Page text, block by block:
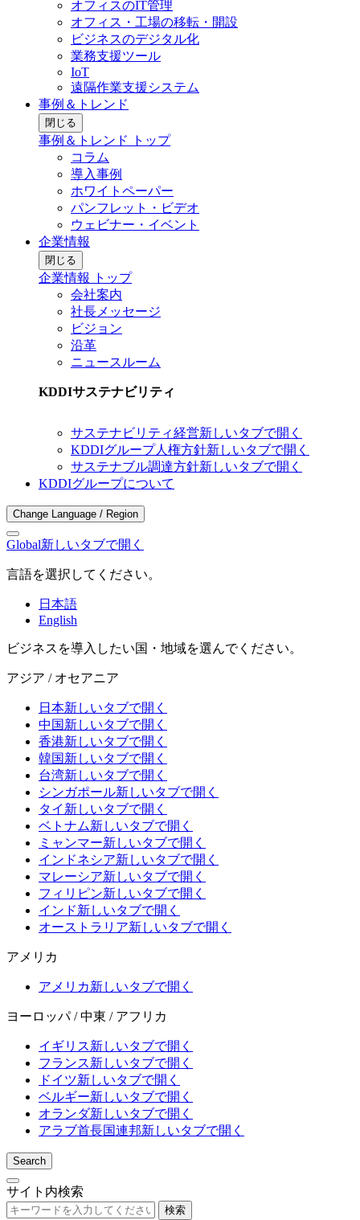
オフィスのIT管理
オフィス・工場の移転・開設
ビジネスのデジタル化
業務支援ツール
IoT
遠隔作業支援システム
事例＆トレンド
閉じる
事例＆トレンド トップ
コラム
導入事例
ホワイトペーパー
パンフレット・ビデオ
ウェビナー・イベント
企業情報
閉じる
企業情報 トップ
会社案内
社長メッセージ
ビジョン
沿革
ニュースルーム
KDDIサステナビリティ
サステナビリティ経営新しいタブで開く
KDDIグループ人権方針新しいタブで開く
サステナブル調達方針新しいタブで開く
KDDIグループについて
Change Language / Region
Global新しいタブで開く
言語を選択してください。
日本語
English
ビジネスを導入したい国・地域を選んでください。
アジア / オセアニア
日本新しいタブで開く
中国新しいタブで開く
香港新しいタブで開く
韓国新しいタブで開く
台湾新しいタブで開く
シンガポール新しいタブで開く
タイ 新しいタブで開く
ベトナム新しいタブで開く
ミャンマー新しいタブで開く
インドネシア新しいタブで開く
マレーシア新しいタブで開く
フィリピン新しいタブで開く
インド新しいタブで開く
オーストラリア新しいタブで開く
アメリカ
アメリカ新しいタブで開く
ヨーロッパ / 中東 / アフリカ
イギリス新しいタブで開く
フランス新しいタブで開く
ドイツ新しいタブで開く
ベルギー新しいタブで開く
オランダ新しいタブで開く
アラブ首長国連邦新しいタブで開く
Search
サイト内検索
検索